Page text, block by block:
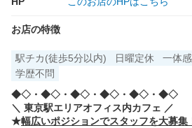
お店の特徴
駅チカ(徒歩5分以内) 日曜定休 一体
学歴不問
◆◇・◆◇・◆◇・◆◇・◆◇・◆◇
＼ 東京駅エリアオフィス内カフェ ／
★幅広いポジションでスタッフを大募集